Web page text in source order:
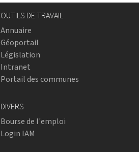
OUTILS DE TRAVAIL
Annuaire
Géoportail
Législation
Intranet
Portail des communes
DIVERS
Bourse de l'emploi
Login IAM